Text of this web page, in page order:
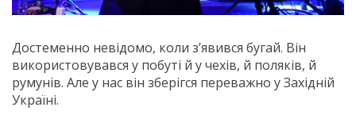
Достеменно невідомо, коли з’явився бугай. Він
використовувався у побуті й у чехів, й поляків, й
румунів. Але у нас він зберігся переважно у Західній
Україні.